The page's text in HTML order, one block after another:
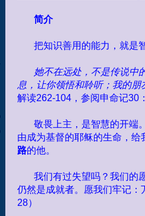
简介
把知识善用的能力，就是
她不在远处，不是传说中
息，让你领悟和聆听；我的
解读262-104 ，参阅申命记30
敬畏上主，是智慧的开端
由成为基督的耶稣的生命，
路的他。
我们有过失望吗？我们的
仍然是成就者。愿我们牢记：
28）